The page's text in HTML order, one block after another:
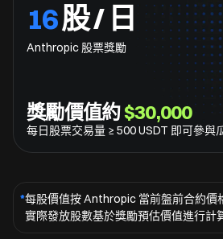
16股 / 日
Anthropic 股票獎勵
獎勵價值約$30,000
每日股票交易量 ≥ 500 USDT 即可參與
*每股價值按 Anthropic 當前盤前合約價
實際發放股數基於獎勵預估價值進行計